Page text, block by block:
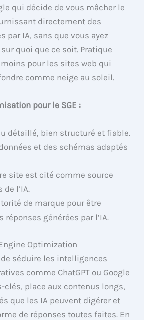
qui décide de vous mâcher le
directement des
par IA, sans que vous ayez
quoi que ce soit. Pratique
pour les sites web qui
comme neige au soleil.
pour le SGE :
détaillé, bien structuré et fiable.
et des schémas adaptés
site est cité comme source
de l’IA.
de marque pour être
réponses générées par l’IA.
Optimization
de séduire les intelligences
comme ChatGPT ou Google
clés, place aux contenus longs,
que les IA peuvent digérer et
de réponses toutes faites. En